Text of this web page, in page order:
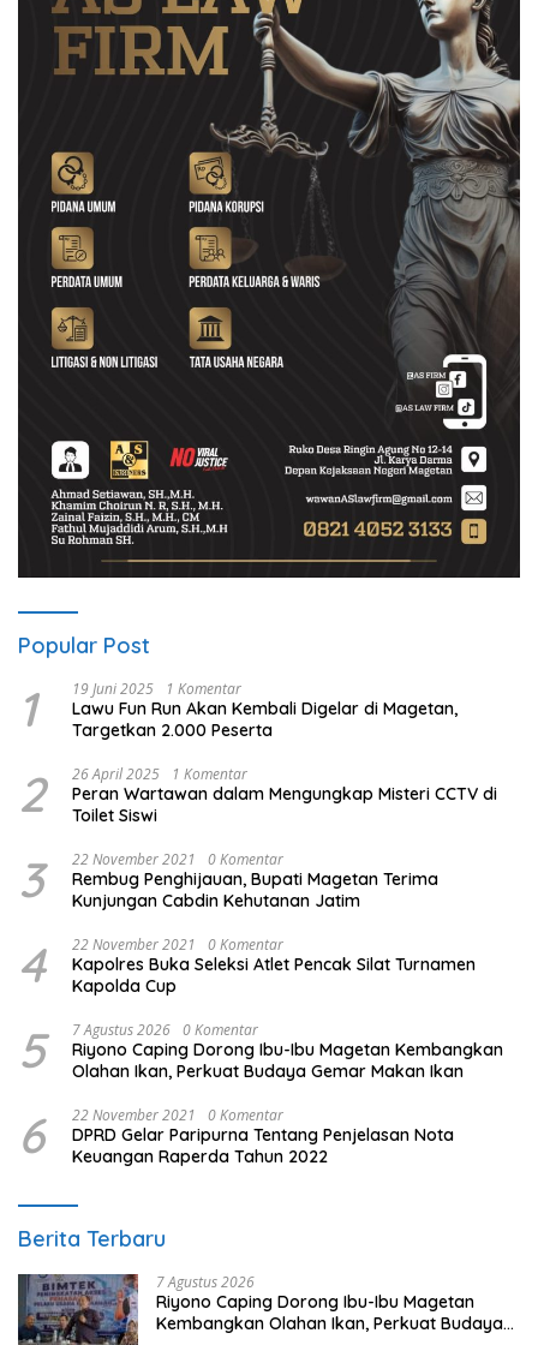
Popular Post
1 19 Juni 2025 1 Komentar
Lawu Fun Run Akan Kembali Digelar di Magetan,
Targetkan 2.000 Peserta
2 26 April 2025 1 Komentar
Peran Wartawan dalam Mengungkap Misteri CCTV di
Toilet Siswi
3 22 November 2021 0 Komentar
Rembug Penghijauan, Bupati Magetan Terima
Kunjungan Cabdin Kehutanan Jatim
4 22 November 2021 0 Komentar
Kapolres Buka Seleksi Atlet Pencak Silat Turnamen
Kapolda Cup
5 7 Agustus 2026 0 Komentar
Riyono Caping Dorong Ibu-Ibu Magetan Kembangkan
Olahan Ikan, Perkuat Budaya Gemar Makan Ikan
6 22 November 2021 0 Komentar
DPRD Gelar Paripurna Tentang Penjelasan Nota
Keuangan Raperda Tahun 2022
Berita Terbaru
7 Agustus 2026
Riyono Caping Dorong Ibu-Ibu Magetan
Kembangkan Olahan Ikan, Perkuat Budaya